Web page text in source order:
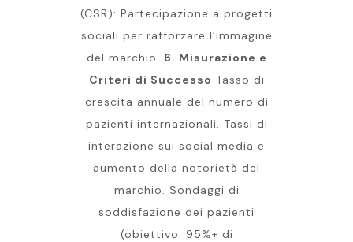
(CSR): Partecipazione a progetti
sociali per rafforzare l’immagine
del marchio. 6. Misurazione e
Criteri di Successo Tasso di
crescita annuale del numero di
pazienti internazionali. Tassi di
interazione sui social media e
aumento della notorietà del
marchio. Sondaggi di
soddisfazione dei pazienti
(obiettivo: 95%+ di